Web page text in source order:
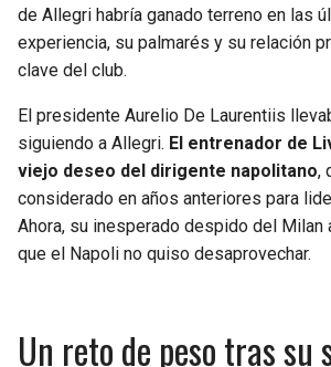
de Allegri habría ganado terreno en las
experiencia, su palmarés y su relación
clave del club.
El presidente Aurelio De Laurentiis
siguiendo a Allegri. El entrenador de
viejo deseo del dirigente napolitano,
considerado en años anteriores para
Ahora, su inesperado despido del Milan
que el Napoli no quiso desaprovechar.
Un reto de peso tras su